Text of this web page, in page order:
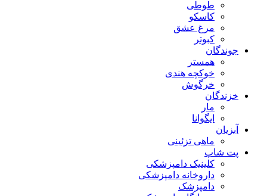
طوطی
کاسکو
مرغ عشق
کبوتر
جوندگان
همستر
خوکچه هندی
خرگوش
خزندگان
مار
ایگوانا
آبزیان
ماهی تزئینی
پت شاپ
کلینیک دامپزشکی
داروخانه دامپزشکی
دامپزشک